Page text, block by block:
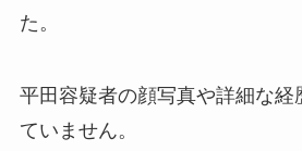
た。
平田容疑者の顔写真や詳細な経
ていません。